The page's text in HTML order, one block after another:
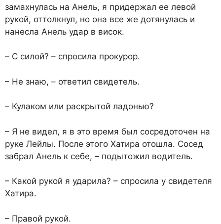
замахнулась на Анель, я придержал ее левой
рукой, оттолкнул, но она все же дотянулась и
нанесла Анель удар в висок.
– С силой? – спросила прокурор.
– Не знаю, – ответил свидетель.
– Кулаком или раскрытой ладонью?
– Я не видел, я в это время был сосредоточен на
руке Лейлы. После этого Хатира отошла. Сосед
забрал Анель к себе, – подытожил водитель.
– Какой рукой я ударила? – спросила у свидетеля
Хатира.
– Правой рукой.